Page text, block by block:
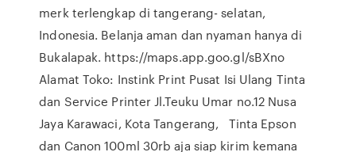
merk terlengkap di tangerang- selatan,
Indonesia. Belanja aman dan nyaman hanya di
Bukalapak. https://maps.app.goo.gl/sBXno
Alamat Toko: Instink Print Pusat Isi Ulang Tinta
dan Service Printer Jl.Teuku Umar no.12 Nusa
Jaya Karawaci, Kota Tangerang, Tinta Epson
dan Canon 100ml 30rb aja siap kirim kemana